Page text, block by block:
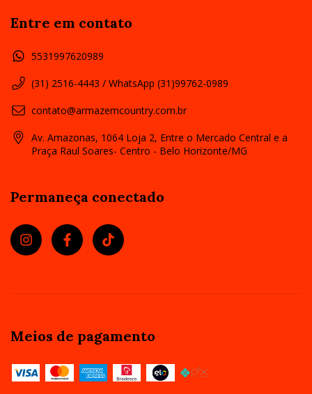
Entre em contato
5531997620989
(31) 2516-4443 / WhatsApp (31)99762-0989
contato@armazemcountry.com.br
Av. Amazonas, 1064 Loja 2, Entre o Mercado Central e a
Praça Raul Soares- Centro - Belo Horizonte/MG
Permaneça conectado
Meios de pagamento